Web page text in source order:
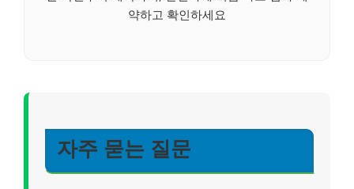
약하고 확인하세요
자주 묻는 질문